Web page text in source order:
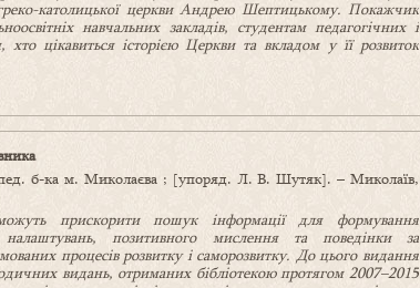
католицької церкви Андрею Шептицькому. Покажчик
навчальних закладів, студентам педагогічних і
хто цікавиться історією Церкви та вкладом у її розвиток
б-ка м. Миколаєва ; [упоряд. Л. В. Шутяк]. – Миколаїв,
прискорити пошук інформації для формування
налаштувань, позитивного мислення та поведінки за
процесів розвитку і саморозвитку. До цього видання
видань, отриманих бібліотекою протягом 2007–2015